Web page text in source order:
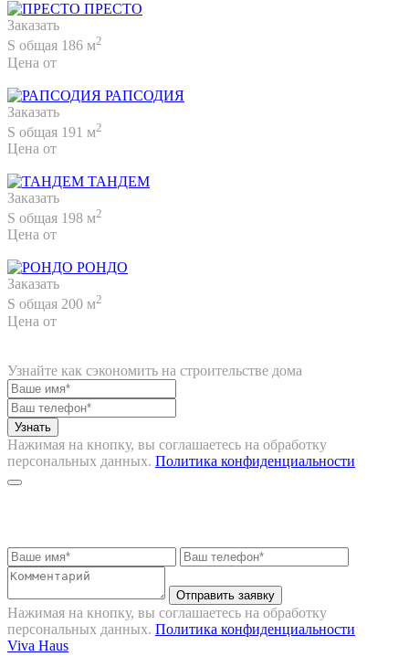
ПРЕСТО
Заказать
S общая 186 м2
Цена от
РАПСОДИЯ
Заказать
S общая 191 м2
Цена от
ТАНДЕМ
Заказать
S общая 198 м2
Цена от
РОНДО
Заказать
S общая 200 м2
Цена от
Узнайте как сэкономить на строительстве дома
Нажимая на кнопку, вы соглашаетесь на обработку
персональных данных. Политика конфиденциальности
Отправить заявку
Нажимая на кнопку, вы соглашаетесь на обработку
персональных данных. Политика конфиденциальности
Viva Haus